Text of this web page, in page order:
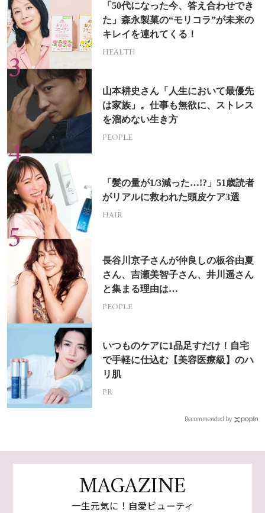
「50代になった今、答え合わせでき
た」森永製菓の“モリコラ”が未来の
キレイを連れてくる！
HEALTH
山本耕史さん「人生において最優先
は家族」。仕事も無欲に、ストレス
を溜めない生き方
PEOPLE
「髪の量が1/3減った…!?」51歳読者
がリアルに救われた頭皮ケア3選
HAIR
長谷川京子さんが仲良しの板谷由夏
さん、吉瀬美智子さん、井川遥さん
と集まる理由は…
PEOPLE
いつものケアに1品足すだけ！自宅
で手軽に仕込む【美容医療級】のハ
リ肌
PR
Recommended by
MAGAZINE
一生元気に！自愛ビューティ